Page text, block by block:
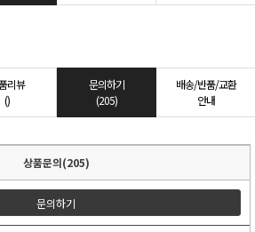
리뷰
()
문의하기
(205)
배송/반품/교환
안내
상품문의(205)
문의하기